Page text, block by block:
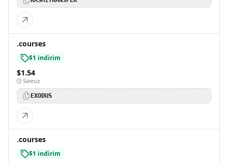
.courses
$1 indirim
$1.54
Süresiz
EXODUS
.courses
$1 indirim